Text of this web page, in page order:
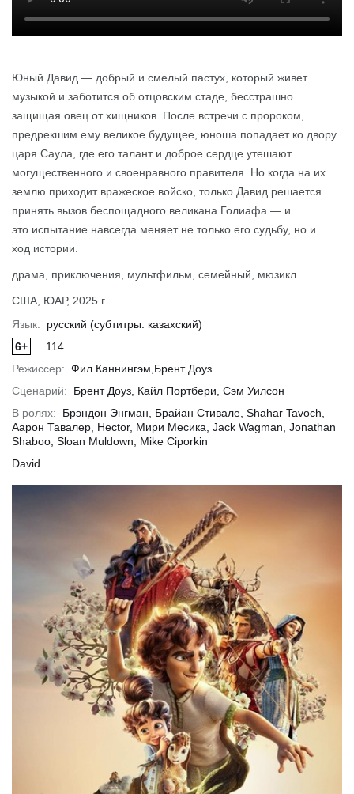
Подробнее
Юный Давид — добрый и смелый пастух, который живет
музыкой и заботится об отцовским стаде, бесстрашно
защищая овец от хищников. После встречи с пророком,
предрекшим ему великое будущее, юноша попадает ко двору
царя Саула, где его талант и доброе сердце утешают
могущественного и своенравного правителя. Но когда на их
землю приходит вражеское войско, только Давид решается
принять вызов беспощадного великана Голиафа — и
это испытание навсегда меняет не только его судьбу, но и
ход истории.
драма, приключения, мультфильм, семейный, мюзикл
США, ЮАР, 2025 г.
Язык:
русский (субтитры: казахский)
6+
114
Режиссер: Фил Каннингэм,Брент Доуз
Сценарий:
Брент Доуз, Кайл Портбери, Сэм Уилсон
В ролях:
Брэндон Энгман, Брайан Стивале, Shahar Tavoch,
Аарон Тавалер, Hector, Мири Месика, Jack Wagman, Jonathan
Shaboo, Sloan Muldown, Mike Ciporkin
David